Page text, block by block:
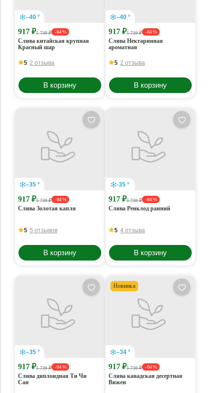
–40 °
917 ₽5 730 ₽ - 84 %
Слива китайская крупная
Красный шар
5 2 отзыва
В корзину
–40 °
917 ₽5 730 ₽ - 84 %
Слива Нектаринная
ароматная
5 2 отзыва
В корзину
–35 °
917 ₽5 730 ₽ - 84 %
Слива Золотая капля
5 5 отзывов
В корзину
-35 °
917 ₽5 730 ₽ - 84 %
Слива Ренклод ранний
5 4 отзыва
В корзину
–35 °
917 ₽5 730 ₽ - 84 %
Слива диплоидная Ти Чи
Сан
Новинка
–34 °
917 ₽5 730 ₽ - 84 %
Слива канадская десертная
Вижен